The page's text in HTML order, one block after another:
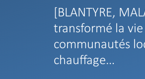
[BLANTYRE,
transformé la
communautés
chauffage…